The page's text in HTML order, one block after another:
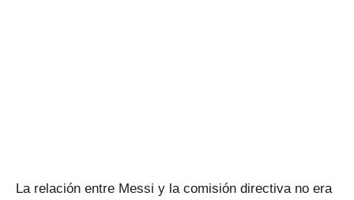
La relación entre Messi y la comisión directiva no era